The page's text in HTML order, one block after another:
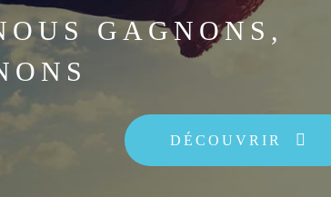
GAGNONS,
DÉCOUVRIR